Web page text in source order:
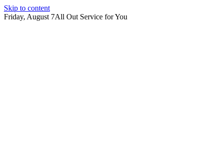
Skip to content
Friday, August 7All Out Service for You